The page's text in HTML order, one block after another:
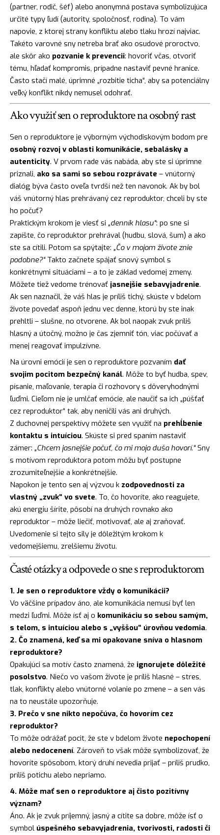
(partner, rodič, šéf) alebo anonymná postava symbolizujúca
určité typy ľudí (autority, spoločnosť, rodina). To vám
napovie, z ktorej strany konfliktu alebo tlaku hrozí najviac.
Takéto varovné sny netreba brať ako osudové proroctvo,
ale skôr ako pozvanie k prevencii: hovoriť včas, otvoriť
tému, hľadať kompromis, prípadne nastaviť pevné hranice.
Často stačí malé, úprimné „rozbitie ticha“, aby sa potenciálny
veľký konflikt nikdy nemusel odohrať.
Ako využiť sen o reproduktore na osobný rast
Sen o reproduktore je výborným východiskovým bodom pre
osobný rozvoj v oblasti komunikácie, sebalásky a
autenticity. V prvom rade vás nabáda, aby ste si úprimne
priznali, ako sa sami so sebou rozprávate – vnútorný
dialóg býva často oveľa tvrdší než ten navonok. Ak by bol
váš vnútorný hlas prehrávaný cez reproduktor, chceli by ste
ho počuť?
Praktickým krokom je viesť si „denník hlasu“: po sne si
zapíšte, čo reproduktor prehrával (hudbu, slová, šum) a ako
ste sa cítili. Potom sa spýtajte: „Čo v mojom živote znie
podobne?“Takto začnete spájať snový symbol s
konkrétnymi situáciami – a to je základ vedomej zmeny.
Môžete tiež vedome trénovať jasnejšie sebavyjadrenie.
Ak sen naznačil, že váš hlas je príliš tichý, skúste v bdelom
živote povedať aspoň jednu vec denne, ktorú by ste inak
prehltli – slušne, no otvorene. Ak bol naopak zvuk príliš
hlasný a útočný, možno je čas zjemniť tón, viac počúvať a
menej reagovať impulzívne.
Na úrovni emócií je sen o reproduktore pozvaním dať
svojim pocitom bezpečný kanál. Môže to byť hudba, spev,
písanie, maľovanie, terapia či rozhovory s dôveryhodnými
ľuďmi. Cieľom nie je umlčať emócie, ale naučiť sa ich „púšťať
cez reproduktor“ tak, aby neničili vás ani druhých.
Z duchovnej perspektívy môžete sen využiť na prehĺbenie
kontaktu s intuíciou. Skúste si pred spaním nastaviť
zámer: „Chcem jasnejšie počuť, čo mi moja duša hovorí.“Sny
s motívom reproduktora potom môžu byť postupne
zrozumiteľnejšie a konkrétnejšie.
Napokon je tento sen aj výzvou k zodpovednosti za
vlastný „zvuk“ vo svete. To, čo hovoríte, ako reagujete,
akú energiu šírite, pôsobí na druhých rovnako ako
reproduktor – môže liečiť, motivovať, ale aj zraňovať.
Uvedomenie si tejto sily je dôležitým krokom k
vedomejšiemu, zrelšiemu životu.
Časté otázky a odpovede o sne s reproduktorom
1. Je sen o reproduktore vždy o komunikácii?
Vo väčšine prípadov áno, ale komunikácia nemusí byť len
medzi ľuďmi. Môže ísť aj o komunikáciu so sebou samým,
s telom, s intuíciou alebo s „vyššou“ úrovňou vedomia.
2. Čo znamená, keď sa mi opakovane sníva o hlasnom
reproduktore?
Opakujúci sa motív často znamená, že ignorujete dôležité
posolstvo. Niečo vo vašom živote je príliš hlasné – stres,
tlak, konflikty alebo vnútorné volanie po zmene – a sen vás
na to neustále upozorňuje.
3. Prečo v sne nikto nepočúva, čo hovorím cez
reproduktor?
To môže odrážať pocit, že ste v bdelom živote nepochopení
alebo nedocenení. Zároveň to však môže symbolizovať, že
hovoríte spôsobom, ktorý druhí nevedia prijať – príliš prudko,
príliš potichu alebo nepriamo.
4. Môže mať sen o reproduktore aj čisto pozitívny
význam?
Áno. Ak je zvuk príjemný, jasný a cítite sa dobre, môže ísť o
symbol úspešného sebavyjadrenia, tvorivosti, radosti či